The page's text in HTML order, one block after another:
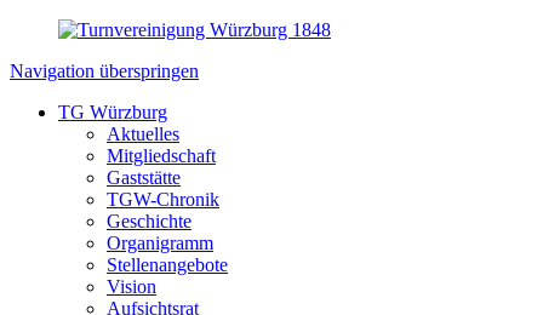
Navigation überspringen
TG Würzburg
Aktuelles
Mitgliedschaft
Gaststätte
TGW-Chronik
Geschichte
Organigramm
Stellenangebote
Vision
Aufsichtsrat